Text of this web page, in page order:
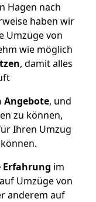
Hagen nach
haben wir
Umzüge von
wie möglich
, damit alles
Angebote, und
zu können,
Ihren Umzug
im
Umzüge von
anderem auf